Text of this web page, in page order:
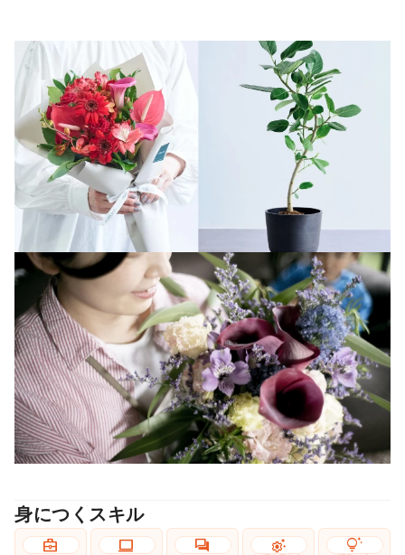
身につくスキル
business_center
computer forum settings_suggest tips_and_updates